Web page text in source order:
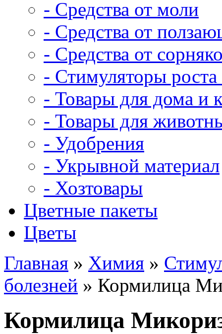
- Средства от моли
- Средства от
- Средства от
- Стимуляторы роста
- Товары для дома и
- Товары для
- Удобрения
- Укрывной материал
- Хозтовары
Цветные пакеты
Цветы
Главная » Химия »
болезней » Кормилица
Кормилица